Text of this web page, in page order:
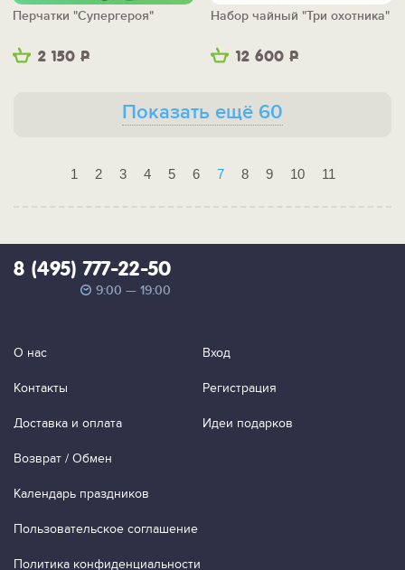
2 150 Р
Перчатки "Супергероя"
12 600 Р
Набор чайный "Три охотника"
Показать ещё 60
1 2 3 4 5 6 7 8 9 10 11
8 (495) 777-22-50
9:00 — 19:00
О нас
Контакты
Доставка и оплата
Возврат / Обмен
Календарь праздников
Пользовательское соглашение
Политика конфиденциальности
Вход
Регистрация
Идеи подарков